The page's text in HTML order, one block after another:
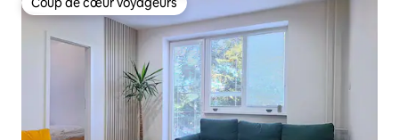
Coup de cœur voyageurs